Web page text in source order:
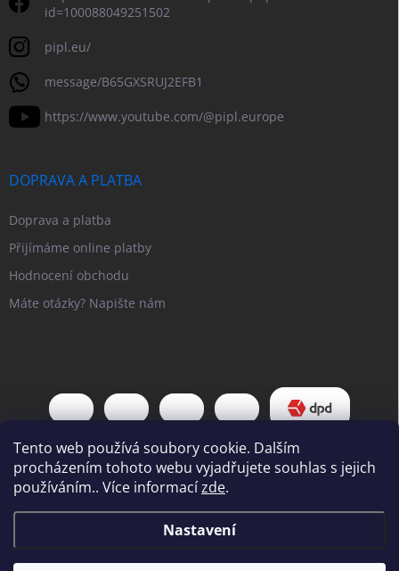
Tento web používá soubory cookie. Dalším
procházením tohoto webu vyjadřujete souhlas s jejich
používáním.. Více informacízde.
Nastavení
showroom uzavřen pro osobní návštěvy. Odesílání
id=100088049251502
pipl.eu/
message/B65GXSRUJ2EFB1
https://www.youtube.com/@pipl.europe
DOPRAVA A PLATBA
Doprava a platba
Přijímáme online platby
Hodnocení obchodu
Máte otázky? Napište nám
Vytvořil Shoptet
cookies